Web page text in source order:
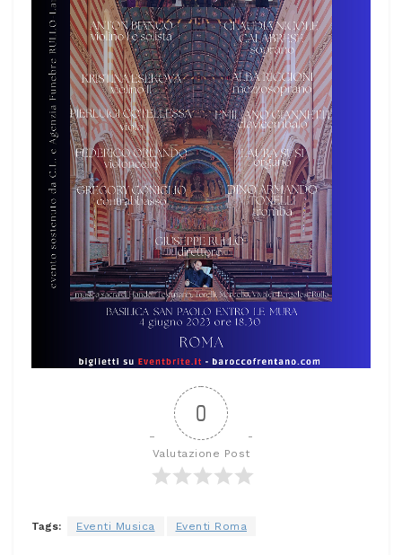
0
Valutazione Post
Tags: Eventi Musica Eventi Roma